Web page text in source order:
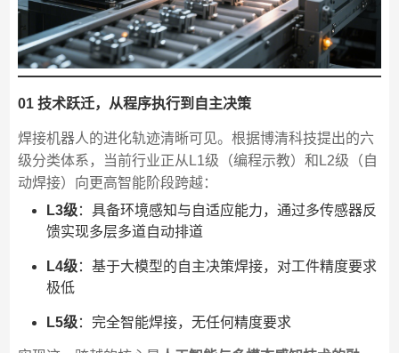
01 技术跃迁，从程序执行到自主决策
焊接机器人的进化轨迹清晰可见。根据博清科技提出的六
级分类体系，当前行业正从L1级（编程示教）和L2级（自
动焊接）向更高智能阶段跨越：
L3级：具备环境感知与自适应能力，通过多传感器反
馈实现多层多道自动排道
L4级：基于大模型的自主决策焊接，对工件精度要求
极低
L5级：完全智能焊接，无任何精度要求